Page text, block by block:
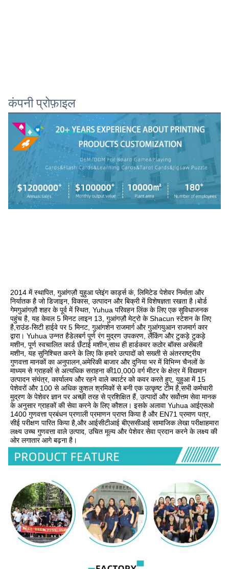
कंपनी प्रोफ़ाइल
2014 में स्थापित, गुआंगज़ौ युहुआ प्लेइंग कार्ड्स कं, लिमिटेड पेशेवर निर्माता और
निर्यातक है जो डिजाइन, विकास, उत्पादन और बिक्री में विशेषज्ञता रखता है।बोर्ड
गेमगुआंगज़ौ शहर के पूर्व में स्थित, Yuhua परिवहन लिंक के लिए एक सुविधाजनक
पहुंच है, यह केवल 5 मिनट लाइन 13, गुआंगज़ौ मेट्रो के Shacun स्टेशन के लिए
है,राउंड-सिटी हाईवे पर 5 मिनट, गुआंगशेन राजमार्ग और गुआंगयुआन राजमार्ग कार
द्वारा। Yuhua उन्नत हैडेलबर्ग पूर्ण रंग मुद्रण उपकरण, लैंकिंग और टुकड़े टुकड़े
मशीन, पूर्ण स्वचालित कार्ड छँटाई मशीन,साथ ही हार्डकवर कठोर बॉक्स असेंबली
मशीन, यह सुनिश्चित करने के लिए कि हमारे उत्पादों को सख्ती से अंतरराष्ट्रीय
गुणवत्ता मानकों का अनुपालन,अमेरिकी बाजार और दुनिया भर में विभिन्न चैनलों के
माध्यम से ग्राहकों से अत्यधिक सराहना की10,000 वर्ग मीटर के क्षेत्र में विद्यमान
उत्पादन संयंत्र, कार्यालय और रहने वाले क्वार्टर को कवर करते हुए, युहुआ में 15
पेशेवरों और 100 से अधिक कुशल श्रमिकों से बनी एक उत्कृष्ट टीम है,सभी कर्मचारी
मुद्रण के पेशेवर ज्ञान पर अच्छी तरह से प्रशिक्षित हैं, उत्पादों और सर्वोत्तम सेवा मानक
के अनुसार ग्राहकों की सेवा करने के लिए कौशल। इसके अलावा Yuhua आईएसओ
1400 गुणवत्ता प्रबंधन प्रणाली प्रमाणन प्राप्त किया है और EN71 प्रमाण पत्र,
सीई परीक्षण पारित किया है,और आईसीटीआई बीएससीआई सामाजिक लेखा परीक्षाहमारा
लक्ष्य उच्च गुणवत्ता वाले उत्पाद, उचित मूल्य और पेशेवर सेवा प्रदान करने के लक्ष्य की
ओर लगातार आगे बढ़ना है।